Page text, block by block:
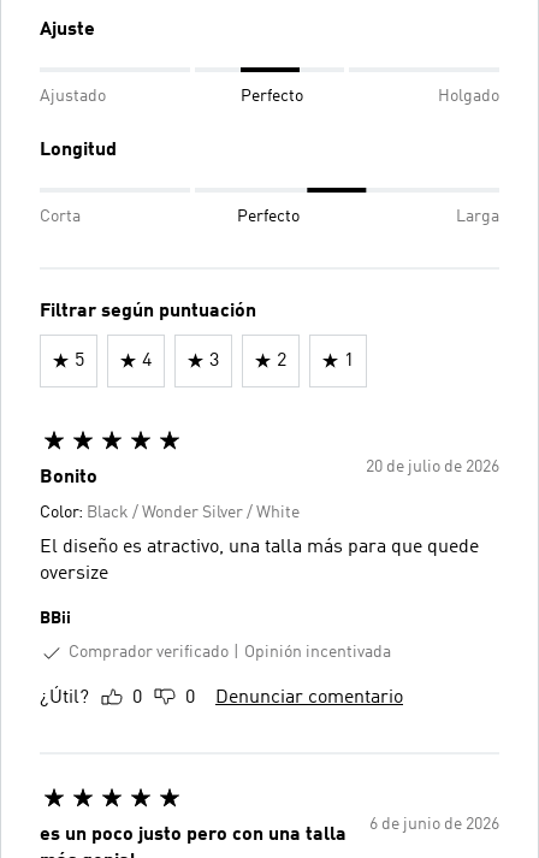
Ajuste
Ajustado Perfecto Holgado
Longitud
Corta Perfecto Larga
Filtrar según puntuación
5 4 3 2 1
20 de julio de 2026
Bonito
Color: Black / Wonder Silver / White
El diseño es atractivo, una talla más para que quede
oversize
BBii
Comprador verificado
Opinión incentivada
¿Útil? 0 0 Denunciar comentario
6 de junio de 2026
es un poco justo pero con una talla